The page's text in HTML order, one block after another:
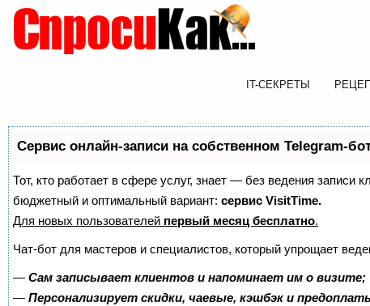
IT-СЕКРЕТЫ
Сервис онлайн-записи на собственном Telegram-
Тот, кто работает в сфере услуг, знает — без ведения
бюджетный и оптимальный вариант: сервис VisitTime.
Для новых пользователей первый месяц бесплатно.
Чат-бот для мастеров и специалистов, который упрощает
— Сам записывает клиентов и напоминает им о визите;
— Персонализирует скидки, чаевые, кэшбэк и